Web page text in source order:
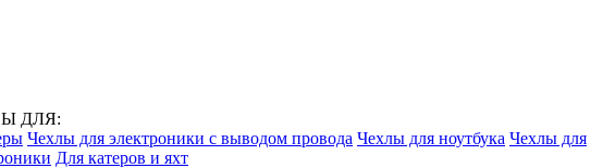
ДЛЯ:
Чехлы для электроники с выводом провода Чехлы для ноутбука Чехлы для
Для катеров и яхт